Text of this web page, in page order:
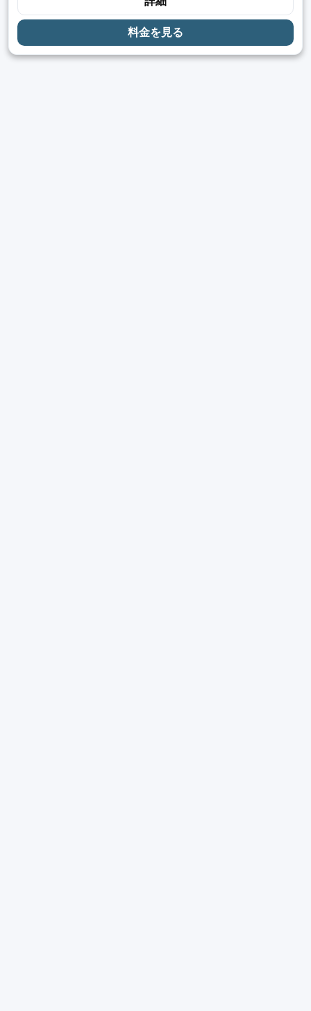
料金を見る